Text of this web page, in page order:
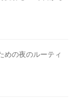
めの夜のルーティ